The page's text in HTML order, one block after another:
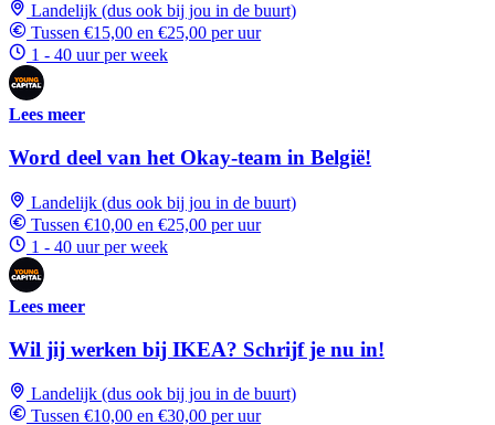
Landelijk (dus ook bij jou in de buurt)
Tussen €15,00 en €25,00 per uur
1 - 40 uur per week
Lees meer
Word deel van het Okay-team in België!
Landelijk (dus ook bij jou in de buurt)
Tussen €10,00 en €25,00 per uur
1 - 40 uur per week
Lees meer
Wil jij werken bij IKEA? Schrijf je nu in!
Landelijk (dus ook bij jou in de buurt)
Tussen €10,00 en €30,00 per uur